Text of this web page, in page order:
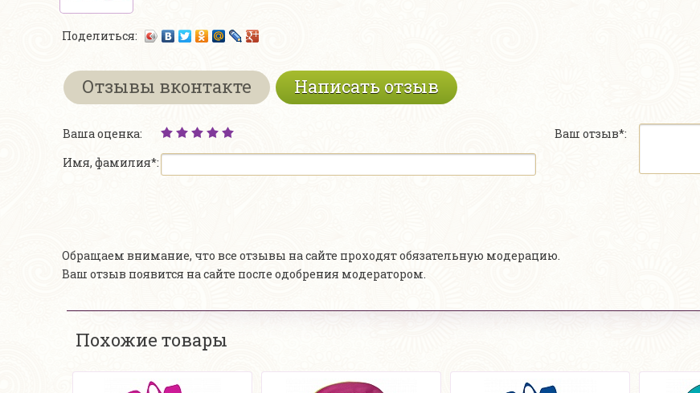
Поделиться:
Отзывы вконтакте Написать отзыв
Ваша оценка:
Имя, фамилия*:
Ваш отзыв*:
Обращаем внимание, что все отзывы на сайте проходят обязательную модерацию.
Ваш отзыв появится на сайте после одобрения модератором.
Похожие товары